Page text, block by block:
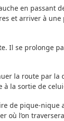
en passant
et arriver à une
Il se prolonge
la route par
la sortie de
de pique-
où l’on